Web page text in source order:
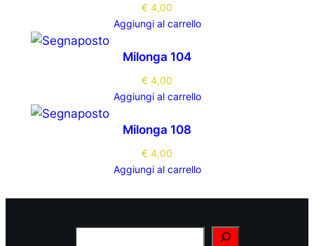
€ 4,00
Aggiungi al carrello
Milonga 104
€ 4,00
Aggiungi al carrello
Milonga 108
€ 4,00
Aggiungi al carrello